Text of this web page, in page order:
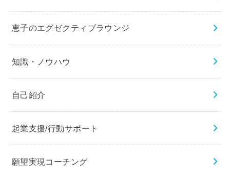
恵子のエグゼクティブラウンジ
知識・ノウハウ
自己紹介
起業支援/行動サポート
願望実現コーチング